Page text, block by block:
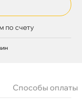
по счету
Способы оплаты